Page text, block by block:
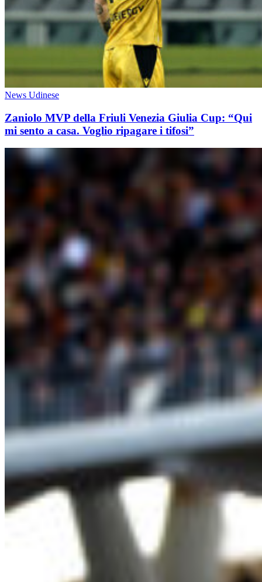
News Udinese
Zaniolo MVP della Friuli Venezia Giulia Cup: “Qui
mi sento a casa. Voglio ripagare i tifosi”